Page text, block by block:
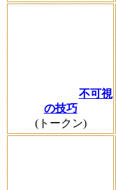
不可視
の技巧
(トークン)